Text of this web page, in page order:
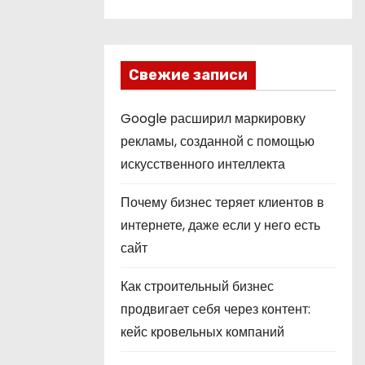
Свежие записи
Google расширил маркировку
рекламы, созданной с помощью
искусственного интеллекта
Почему бизнес теряет клиентов в
интернете, даже если у него есть
сайт
Как строительный бизнес
продвигает себя через контент:
кейс кровельных компаний